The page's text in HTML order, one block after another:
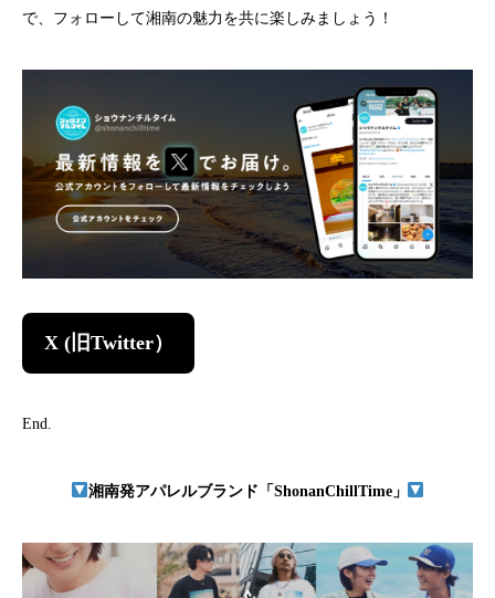
で、フォローして湘南の魅力を共に楽しみましょう！
X (旧Twitter）
End.
湘南発アパレルブランド「ShonanChillTime」